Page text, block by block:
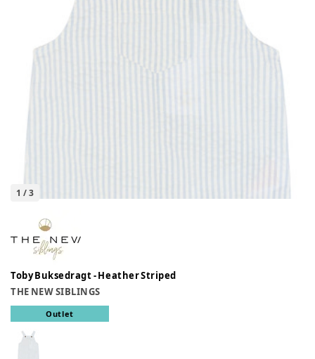
1 /3
Toby Buksedragt - Heather Striped
THE NEW SIBLINGS
Outlet